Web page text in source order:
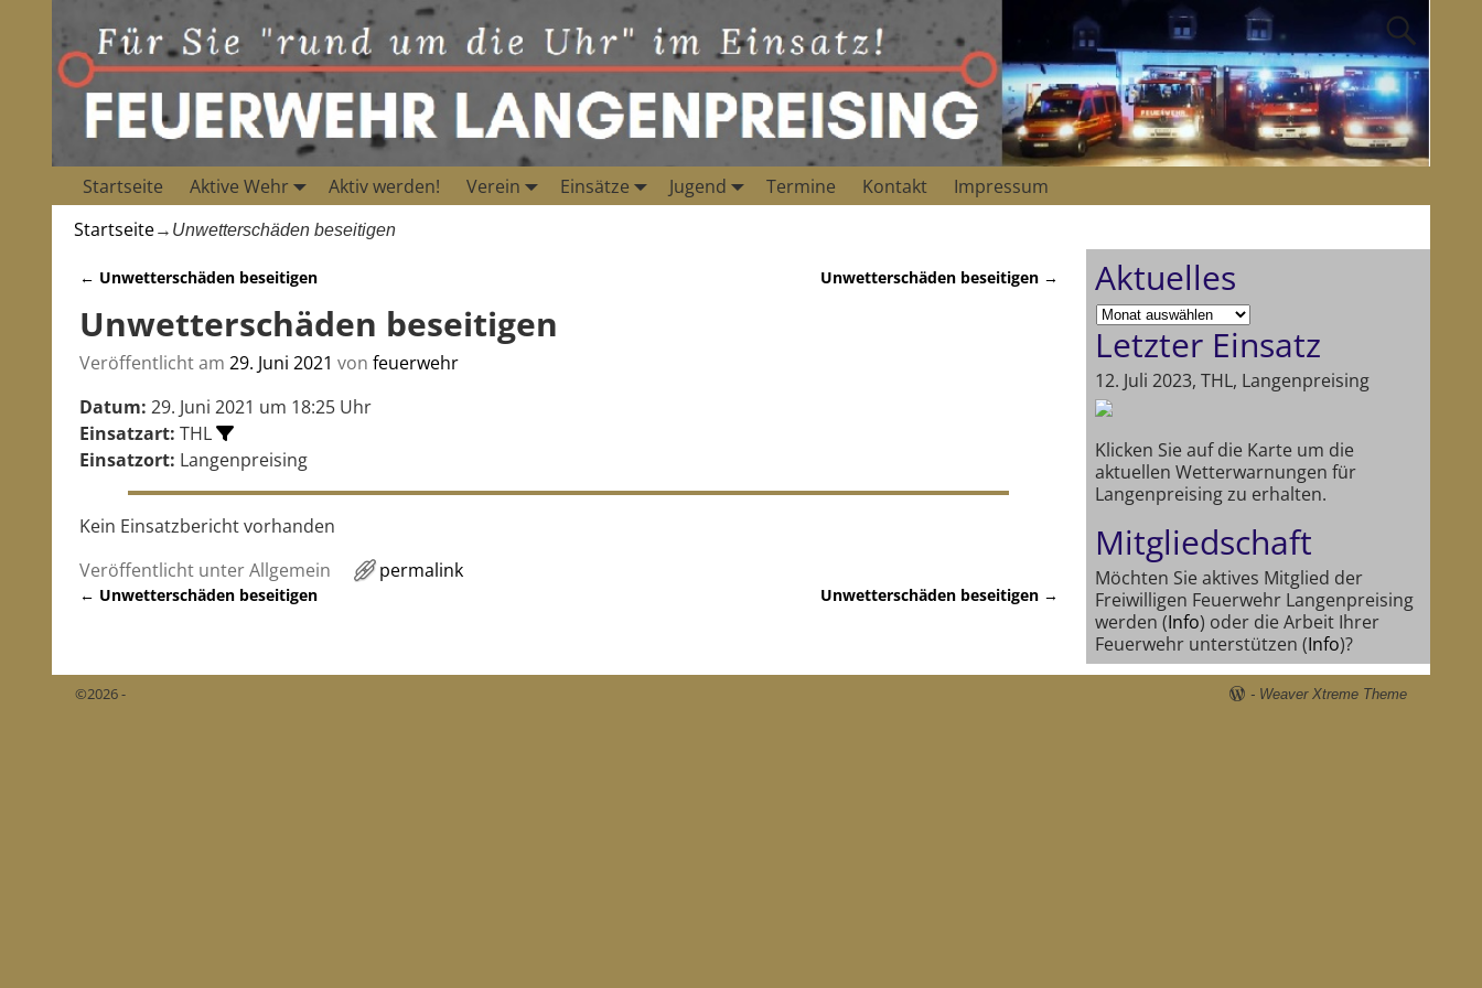
Startseite Aktive Wehr Aktiv werden! Verein Einsätze Jugend Termine Kontakt
Impressum
Startseite→ Unwetterschäden beseitigen
← Unwetterschäden beseitigen Unwetterschäden beseitigen →
Unwetterschäden beseitigen
Veröffentlicht am 29. Juni 2021 von feuerwehr
Datum: 29. Juni 2021 um 18:25 Uhr
Einsatzart: THL
Einsatzort: Langenpreising
Kein Einsatzbericht vorhanden
Veröffentlicht unterAllgemein permalink
← Unwetterschäden beseitigen Unwetterschäden beseitigen →
Aktuelles
Letzter Einsatz
12. Juli 2023, THL, Langenpreising
Klicken Sie auf die Karte um die
aktuellen Wetterwarnungen für
Langenpreising zu erhalten.
Mitgliedschaft
Möchten Sie aktives Mitglied der
Freiwilligen Feuerwehr Langenpreising
werden (Info) oder die Arbeit Ihrer
Feuerwehr unterstützen (Info)?
©2026 - - Weaver Xtreme Theme